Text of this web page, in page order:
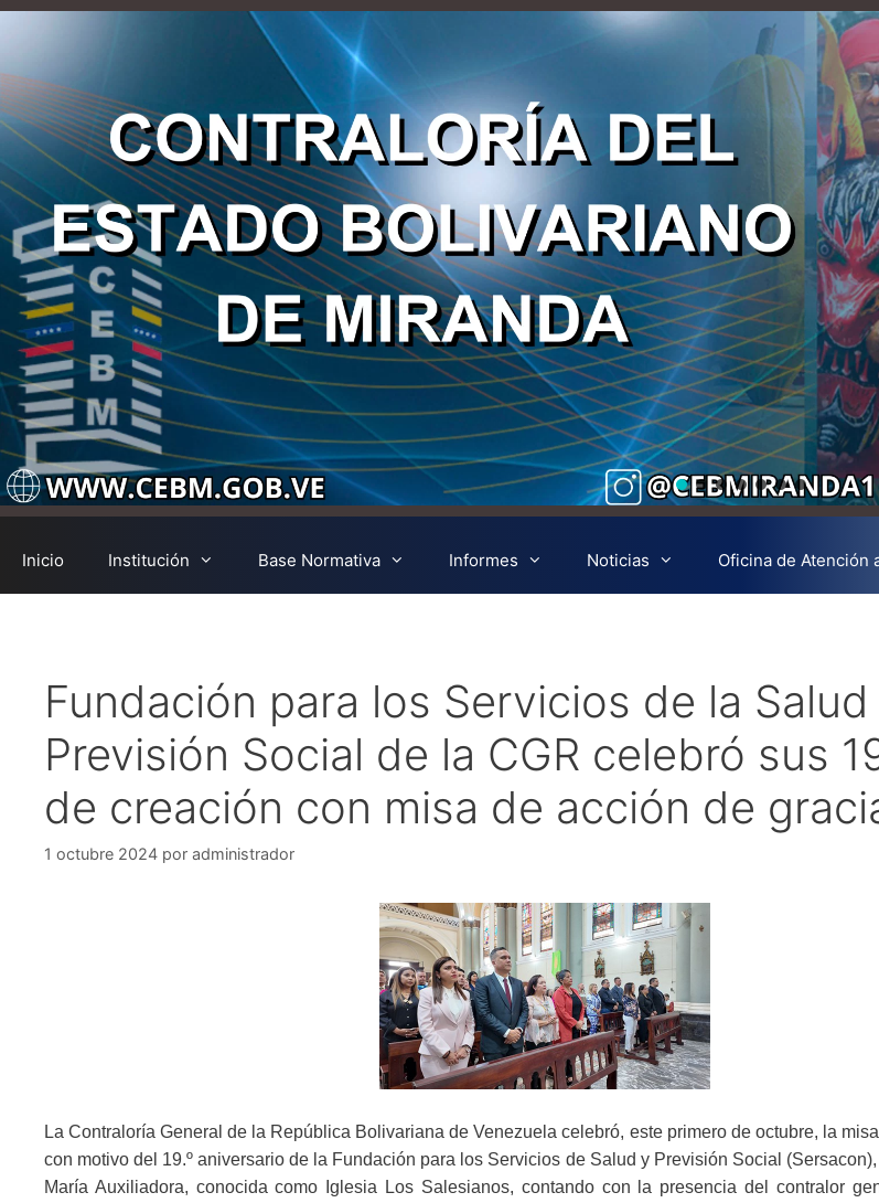
Inicio Institución Base Normativa Informes Noticias Oficina de Atención
Fundación para los Servicios de la Salud
Previsión Social de la CGR celebró sus
de creación con misa de acción de
1 octubre 2024 por administrador
La Contraloría General de la República Bolivariana de Venezuela celebró, este primero de octubre, la
con motivo del 19.º aniversario de la Fundación para los Servicios de Salud y Previsión Social
María Auxiliadora, conocida como Iglesia Los Salesianos, contando con la presencia del contralor